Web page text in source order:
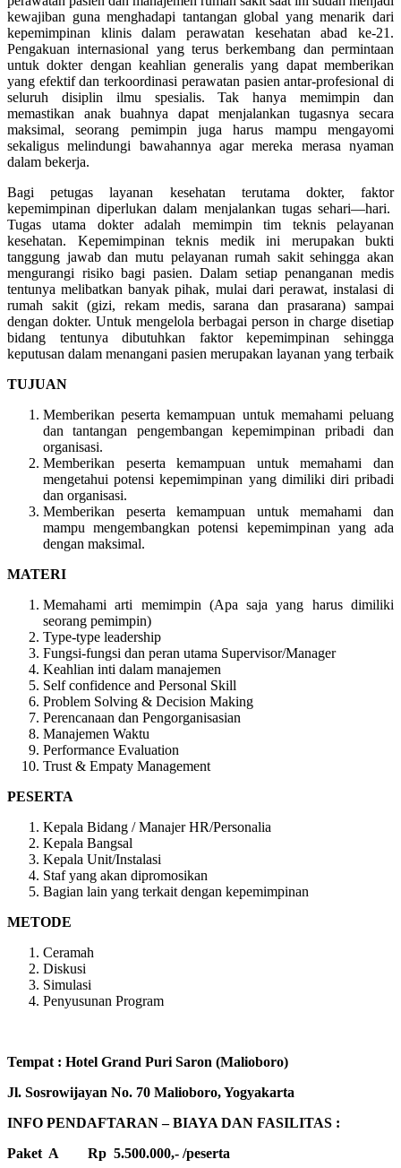
kewajiban guna menghadapi tantangan global yang menarik dari
kepemimpinan klinis dalam perawatan kesehatan abad ke-21.
Pengakuan internasional yang terus berkembang dan permintaan
untuk dokter dengan keahlian generalis yang dapat memberikan
yang efektif dan terkoordinasi perawatan pasien antar-profesional di
seluruh disiplin ilmu spesialis. Tak hanya memimpin dan
memastikan anak buahnya dapat menjalankan tugasnya secara
maksimal, seorang pemimpin juga harus mampu mengayomi
sekaligus melindungi bawahannya agar mereka merasa nyaman
dalam bekerja.
Bagi petugas layanan kesehatan terutama dokter, faktor
kepemimpinan diperlukan dalam menjalankan tugas sehari—hari.
Tugas utama dokter adalah memimpin tim teknis pelayanan
kesehatan. Kepemimpinan teknis medik ini merupakan bukti
tanggung jawab dan mutu pelayanan rumah sakit sehingga akan
mengurangi risiko bagi pasien. Dalam setiap penanganan medis
tentunya melibatkan banyak pihak, mulai dari perawat, instalasi di
rumah sakit (gizi, rekam medis, sarana dan prasarana) sampai
dengan dokter. Untuk mengelola berbagai person in charge disetiap
bidang tentunya dibutuhkan faktor kepemimpinan sehingga
keputusan dalam menangani pasien merupakan layanan yang terbaik
TUJUAN
Memberikan peserta kemampuan untuk memahami peluang
dan tantangan pengembangan kepemimpinan pribadi dan
organisasi.
Memberikan peserta kemampuan untuk memahami dan
mengetahui potensi kepemimpinan yang dimiliki diri pribadi
dan organisasi.
Memberikan peserta kemampuan untuk memahami dan
mampu mengembangkan potensi kepemimpinan yang ada
dengan maksimal.
MATERI
Memahami arti memimpin (Apa saja yang harus dimiliki
seorang pemimpin)
Type-type leadership
Fungsi-fungsi dan peran utama Supervisor/Manager
Keahlian inti dalam manajemen
Self confidence and Personal Skill
Problem Solving & Decision Making
Perencanaan dan Pengorganisasian
Manajemen Waktu
Performance Evaluation
Trust & Empaty Management
PESERTA
Kepala Bidang / Manajer HR/Personalia
Kepala Bangsal
Kepala Unit/Instalasi
Staf yang akan dipromosikan
Bagian lain yang terkait dengan kepemimpinan
METODE
Ceramah
Diskusi
Simulasi
Penyusunan Program
Tempat : Hotel Grand Puri Saron (Malioboro)
Jl. Sosrowijayan No. 70 Malioboro, Yogyakarta
INFO PENDAFTARAN – BIAYA DAN FASILITAS :
Paket A Rp 5.500.000,- /peserta